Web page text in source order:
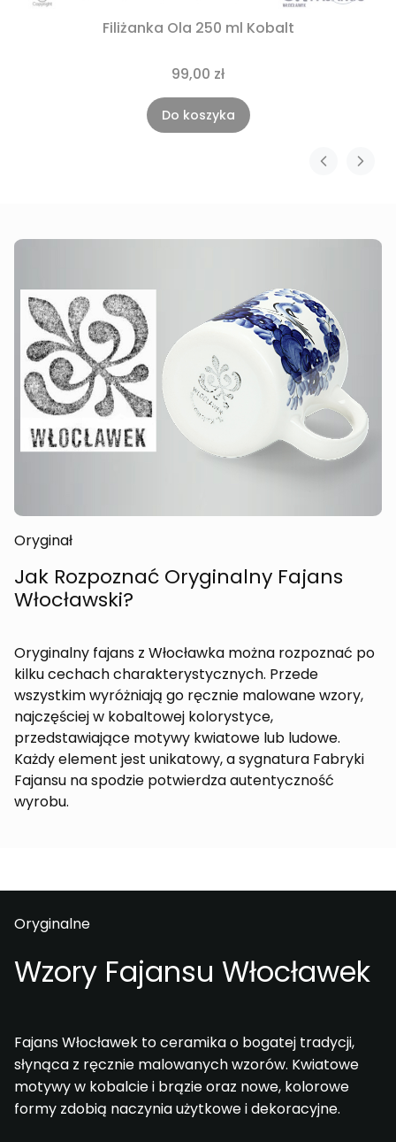
Filiżanka Ola 250 ml Kobalt
99,00 zł
Do koszyka
Oryginał
Jak Rozpoznać Oryginalny Fajans
Włocławski?
Oryginalny fajans z Włocławka można rozpoznać po
kilku cechach charakterystycznych. Przede
wszystkim wyróżniają go ręcznie malowane wzory,
najczęściej w kobaltowej kolorystyce,
przedstawiające motywy kwiatowe lub ludowe.
Każdy element jest unikatowy, a sygnatura Fabryki
Fajansu na spodzie potwierdza autentyczność
wyrobu.
Oryginalne
Wzory Fajansu Włocławek
Fajans Włocławek to ceramika o bogatej tradycji,
słynąca z ręcznie malowanych wzorów. Kwiatowe
motywy w kobalcie i brązie oraz nowe, kolorowe
formy zdobią naczynia użytkowe i dekoracyjne.